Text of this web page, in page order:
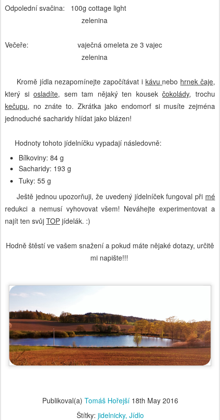
Odpolední svačina: 100g cottage light
zelenina
Večeře: vaječná omeleta ze 3 vajec
zelenina
Kromě jídla nezapomínejte započítávat i kávu nebo hrnek čaje,
který siosladíte, sem tam nějaký ten kousekčokolády, trochu
kečupu, no znáte to. Zkrátka jako endomorf si musíte zejména
jednoduché sacharidy hlídat jako blázen!
Hodnoty tohoto jídelníčku vypadají následovně:
Bílkoviny: 84 g
Sacharidy: 193 g
Tuky: 55 g
Ještě jednou upozorňuji, že uvedený jídelníček fungoval při mé
redukci a nemusí vyhovovat všem! Neváhejte experimentovat a
najít ten svůj TOP jídelák. :)
Hodně štěstí ve vašem snažení a pokud máte nějaké dotazy, určitě
mi napište!!!
Publikoval(a) Tomáš Hořejší 18th May 2016
Štítky: jidelnicky Jídlo